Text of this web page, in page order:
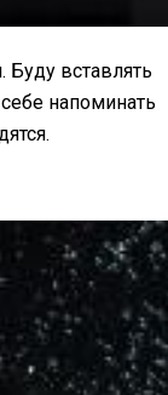
вставлять
напоминать